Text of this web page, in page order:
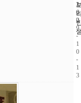
1
6
2
2
0
0
9
-
1
0
-
1
3